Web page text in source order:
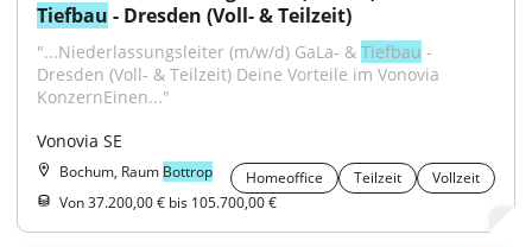
Tiefbau - Dresden (Voll- & Teilzeit)
"...Niederlassungsleiter (m/w/d) GaLa- & Tiefbau -
Dresden (Voll- & Teilzeit) Deine Vorteile im Vonovia
KonzernEinen..."
Vonovia SE
Bochum, Raum Bottrop Homeoffice Teilzeit
Vollzeit
Von 37.200,00 € bis 105.700,00 €